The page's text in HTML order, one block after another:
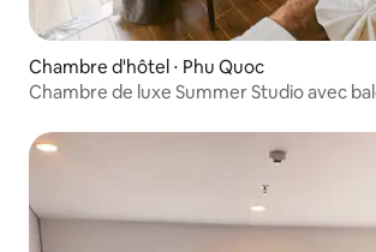
Chambre d'hôtel ⋅ Phu Quoc
Chambre de luxe Summer Studio avec